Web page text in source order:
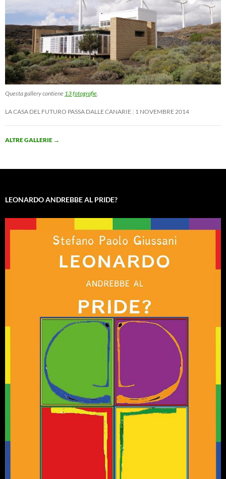
Questa gallery contiene 13 fotografie
LA CASA DEL FUTURO PASSA DALLE CANARIE 1 NOVEMBRE 2014
ALTRE GALLERIE →
LEONARDO ANDREBBE AL PRIDE?